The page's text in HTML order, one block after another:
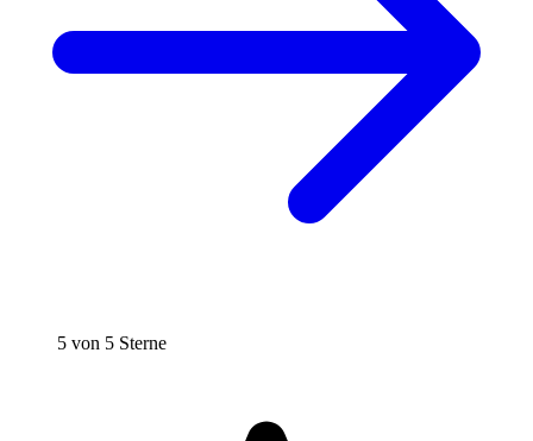
5 von 5 Sterne